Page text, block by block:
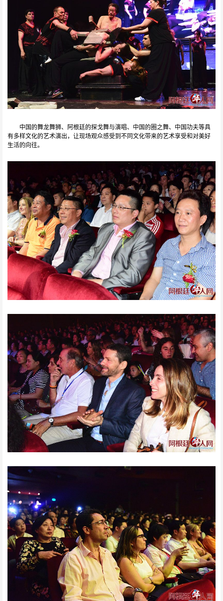
中国的舞龙舞狮、阿根廷的探戈舞与演唱、中国的圈之舞、中国功夫等具
有多样文化的艺术演出，让现场观众感受到不同文化带来的艺术享受和对美好
生活的向往。